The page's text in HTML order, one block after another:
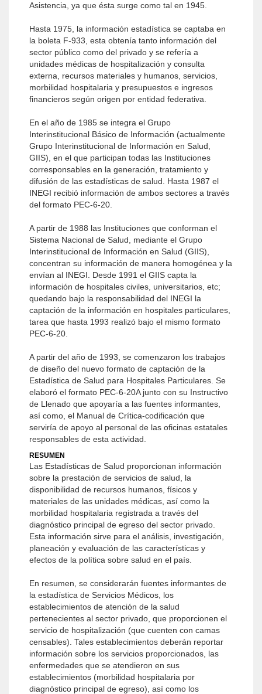
Asistencia, ya que ésta surge como tal en 1945.
Hasta 1975, la información estadística se captaba en
la boleta F-933, esta obtenía tanto información del
sector público como del privado y se refería a
unidades médicas de hospitalización y consulta
externa, recursos materiales y humanos, servicios,
morbilidad hospitalaria y presupuestos e ingresos
financieros según origen por entidad federativa.
En el año de 1985 se integra el Grupo
Interinstitucional Básico de Información (actualmente
Grupo Interinstitucional de Información en Salud,
GIIS), en el que participan todas las Instituciones
corresponsables en la generación, tratamiento y
difusión de las estadísticas de salud. Hasta 1987 el
INEGI recibió información de ambos sectores a través
del formato PEC-6-20.
A partir de 1988 las Instituciones que conforman el
Sistema Nacional de Salud, mediante el Grupo
Interinstitucional de Información en Salud (GIIS),
concentran su información de manera homogénea y la
envían al INEGI. Desde 1991 el GIIS capta la
información de hospitales civiles, universitarios, etc;
quedando bajo la responsabilidad del INEGI la
captación de la información en hospitales particulares,
tarea que hasta 1993 realizó bajo el mismo formato
PEC-6-20.
A partir del año de 1993, se comenzaron los trabajos
de diseño del nuevo formato de captación de la
Estadística de Salud para Hospitales Particulares. Se
elaboró el formato PEC-6-20A junto con su Instructivo
de Llenado que apoyaría a las fuentes informantes,
así como, el Manual de Crítica-codificación que
serviría de apoyo al personal de las oficinas estatales
responsables de esta actividad.
RESUMEN
Las Estadísticas de Salud proporcionan información
sobre la prestación de servicios de salud, la
disponibilidad de recursos humanos, físicos y
materiales de las unidades médicas, así como la
morbilidad hospitalaria registrada a través del
diagnóstico principal de egreso del sector privado.
Esta información sirve para el análisis, investigación,
planeación y evaluación de las características y
efectos de la política sobre salud en el país.
En resumen, se considerarán fuentes informantes de
la estadística de Servicios Médicos, los
establecimientos de atención de la salud
pertenecientes al sector privado, que proporcionen el
servicio de hospitalización (que cuenten con camas
censables). Tales establecimientos deberán reportar
información sobre los servicios proporcionados, las
enfermedades que se atendieron en sus
establecimientos (morbilidad hospitalaria por
diagnóstico principal de egreso), así como los